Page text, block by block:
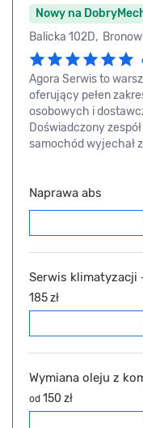
Nowy na
Balicka 102D,
Agora Serwis to
oferujący pełen
osobowych i
Doświadczony
samochód wyjechał
Naprawa abs
Serwis klimatyzacji
185 zł
Wymiana oleju z
od 150 zł